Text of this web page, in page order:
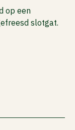
op een
slotgat.